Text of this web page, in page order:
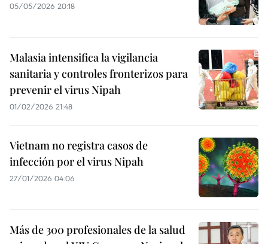
05/05/2026 20:18
Malasia intensifica la vigilancia
sanitaria y controles fronterizos para
prevenir el virus Nipah
01/02/2026 21:48
Vietnam no registra casos de
infección por el virus Nipah
27/01/2026 04:06
Más de 300 profesionales de la salud